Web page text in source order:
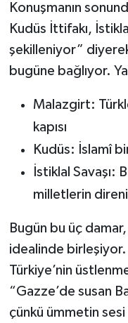
Konuşmanın
Kudüs İttifakı,
şekilleniyor”
bugüne bağlıyor.
Malazgirt:
kapısı
Kudüs: İslamî
İstiklal Savaşı:
milletlerin
Bugün bu üç
idealinde
Türkiye’nin
“Gazze’de susan
çünkü ümmetin